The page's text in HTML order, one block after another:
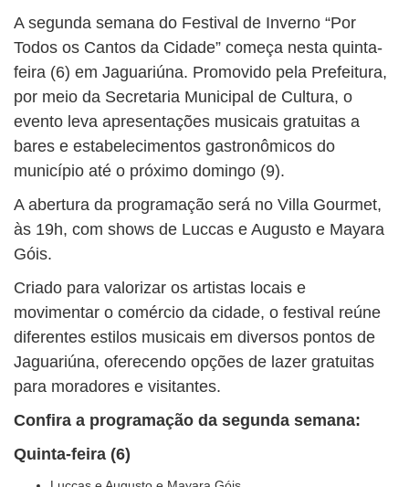
A segunda semana do Festival de Inverno “Por
Todos os Cantos da Cidade” começa nesta quinta-
feira (6) em Jaguariúna. Promovido pela Prefeitura,
por meio da Secretaria Municipal de Cultura, o
evento leva apresentações musicais gratuitas a
bares e estabelecimentos gastronômicos do
município até o próximo domingo (9).
A abertura da programação será no Villa Gourmet,
às 19h, com shows de Luccas e Augusto e Mayara
Góis.
Criado para valorizar os artistas locais e
movimentar o comércio da cidade, o festival reúne
diferentes estilos musicais em diversos pontos de
Jaguariúna, oferecendo opções de lazer gratuitas
para moradores e visitantes.
Confira a programação da segunda semana:
Quinta-feira (6)